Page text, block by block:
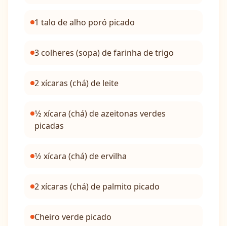
1 talo de alho poró picado
3 colheres (sopa) de farinha de trigo
2 xícaras (chá) de leite
1⁄2 xícara (chá) de azeitonas verdes
picadas
1⁄2 xícara (chá) de ervilha
2 xícaras (chá) de palmito picado
Cheiro verde picado